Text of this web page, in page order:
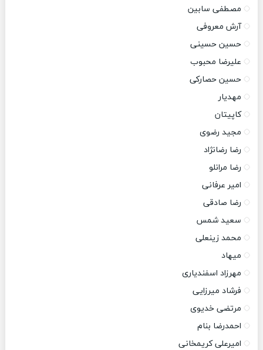
مصطفی سابین
آرش معروفی
حسین حسینی
علیرضا محبوب
حسین حصارکی
مهدیار
کاپیتان
مجید رضوی
رضا رضانژاد
رضا مرانلو
امیر عرفانی
رضا صادقی
سعید شمس
محمد زینعلی
میهاد
مهرزاد اسفندیاری
فرشاد میرزایی
مرتضی خدیوی
احمدرضا بنام
امیرعلی کریمخانی